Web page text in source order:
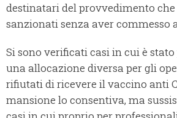
destinatari del provvedimento
sanzionati senza aver commesso
Si sono verificati casi in cui è
una allocazione diversa per gli
rifiutati di ricevere il vaccino anti
mansione lo consentiva, ma